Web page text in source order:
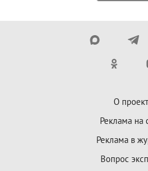
О
Реклама на
Реклама в
Вопрос